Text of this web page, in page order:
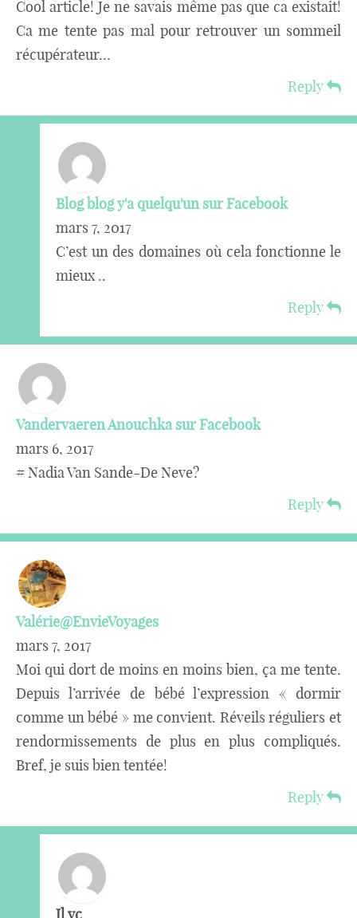
Cool article! Je ne savais même pas que ca existait!
Ca me tente pas mal pour retrouver un sommeil
récupérateur…
Reply
Blog blog y'a quelqu'un sur Facebook
mars 7, 2017
C’est un des domaines où cela fonctionne le
mieux ..
Reply
Vandervaeren Anouchka sur Facebook
mars 6, 2017
# Nadia Van Sande-De Neve?
Reply
Valérie@EnvieVoyages
mars 7, 2017
Moi qui dort de moins en moins bien, ça me tente.
Depuis l’arrivée de bébé l’expression « dormir
comme un bébé » me convient. Réveils réguliers et
rendormissements de plus en plus compliqués.
Bref, je suis bien tentée!
Reply